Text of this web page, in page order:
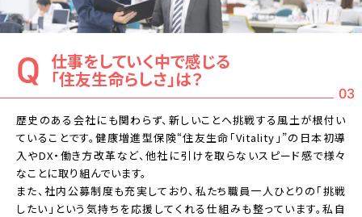
仕事をしていく中で感じる
「住友生命らしさ」は？
03
歴史のある会社にも関わらず、新しいことへ挑戦する風土が根付い
ていることです。健康増進型保険“住友生命「Vitality」”の日本初導
入やDX・働き方改革など、他社に引けを取らないスピード感で様々
なことに取り組んでいます。
また、社内公募制度も充実しており、私たち職員一人ひとりの「挑戦
したい」という気持ちを応援してくれる仕組みも整っています。私自